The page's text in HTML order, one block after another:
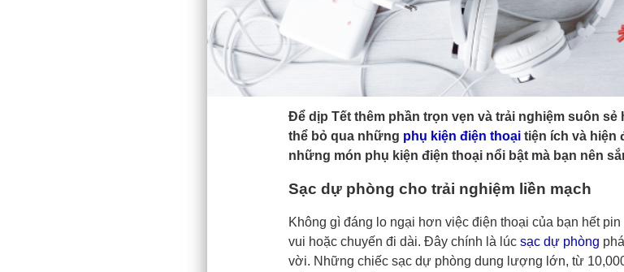
Để dịp Tết thêm phần trọn vẹn và trải nghiệm suôn
thể bỏ qua những phụ kiện điện thoạitiện ích và hiện
những món phụ kiện điện thoại nổi bật mà bạn nên
Sạc dự phòng cho trải nghiệm liền mạch
Không gì đáng lo ngại hơn việc điện thoại của bạn hết
vui hoặc chuyến đi dài. Đây chính là lúc sạc dự phòng
vời. Những chiếc sạc dự phòng dung lượng lớn, từ